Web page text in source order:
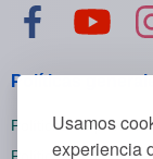
Usamos
experiencia
Visítanos en
Políticas
Políticas de
Políticas de cookies